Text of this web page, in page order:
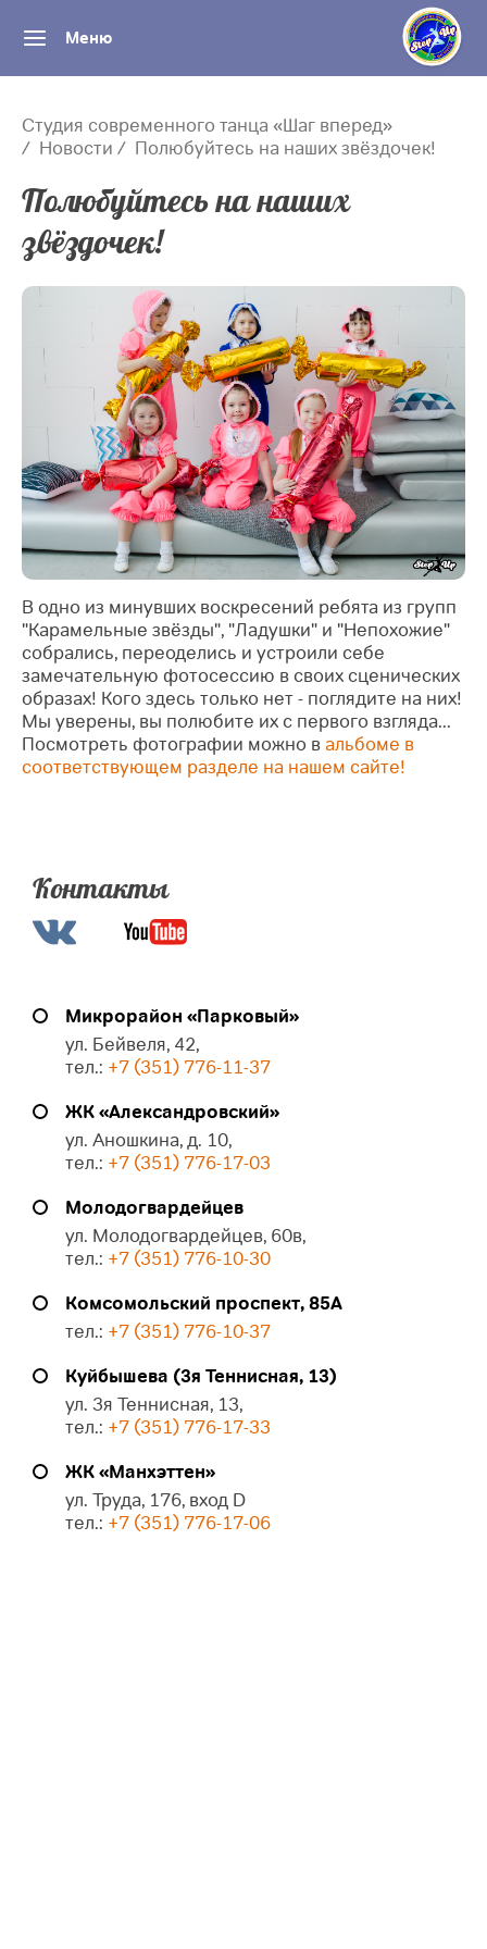
Меню
Студия современного танца «Шаг вперед»
Новости
Полюбуйтесь на наших звёздочек!
Полюбуйтесь на наших
звёздочек!
В одно из минувших воскресений ребята из групп
"Карамельные звёзды", "Ладушки" и "Непохожие"
собрались, переоделись и устроили себе
замечательную фотосессию в своих сценических
образах! Кого здесь только нет - поглядите на них!
Мы уверены, вы полюбите их с первого взгляда...
Посмотреть фотографии можно в альбоме в
соответствующем разделе на нашем сайте!
Контакты
Микрорайон «Парковый»
ул. Бейвеля, 42,
тел.: +7 (351) 776-11-37
ЖК «Александровский»
ул. Аношкина, д. 10,
тел.: +7 (351) 776-17-03
Молодогвардейцев
ул. Молодогвардейцев, 60в,
тел.: +7 (351) 776-10-30
Комсомольский проспект, 85А
тел.: +7 (351) 776-10-37
Куйбышева (3я Теннисная, 13)
ул. 3я Теннисная, 13,
тел.: +7 (351) 776-17-33
ЖК «Манхэттен»
ул. Труда, 176, вход D
тел.: +7 (351) 776-17-06